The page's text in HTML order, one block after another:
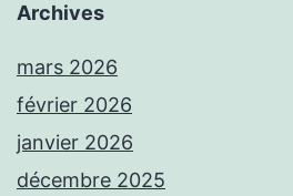
Archives
mars 2026
février 2026
janvier 2026
décembre 2025